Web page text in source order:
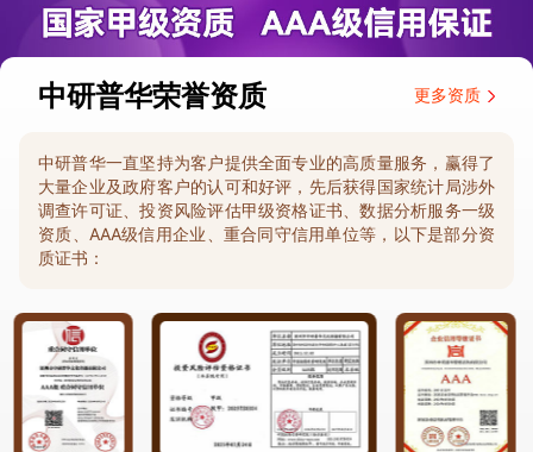
中研普华荣誉资质 更多资质
中研普华一直坚持为客户提供全面专业的高质量服务，赢得了
大量企业及政府客户的认可和好评，先后获得国家统计局涉外
调查许可证、投资风险评估甲级资格证书、数据分析服务一级
资质、AAA级信用企业、重合同守信用单位等，以下是部分资
质证书：